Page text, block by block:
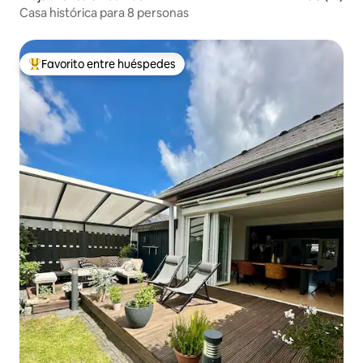
Casa histórica para 8 personas
Favorito entre huéspedes preferido
Favorito entre huéspedes